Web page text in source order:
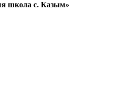
школа с. Казым»